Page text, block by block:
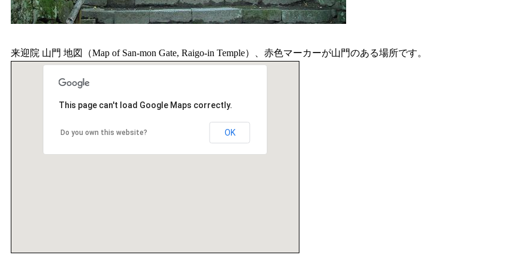
来迎院 山門 地図（Map of San-mon Gate, Raigo-in Temple）、赤色マーカーが山門のある場所です。
This page can't load Google Maps correctly.
Do you own this website? OK